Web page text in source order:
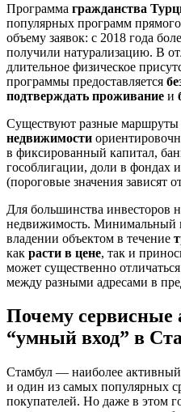
Программа гражданства
популярных программ
объему заявок: с 2018 года
получили натурализацию. В
длительное физическое
программы предоставляется
подтверждать проживание и
Существуют разные
недвижимости
в фиксированный капитал,
гособлигации, доли в фондах
(пороговые значения зависят
Для большинства инвесторов
недвижимость.
владении объектом в течение
как расти в цене, так и
может существенно
между разными адресами в
Почему
“умный вход” в
Стамбул — наиболее
и один из самых популярных
покупателей. Но даже в этом